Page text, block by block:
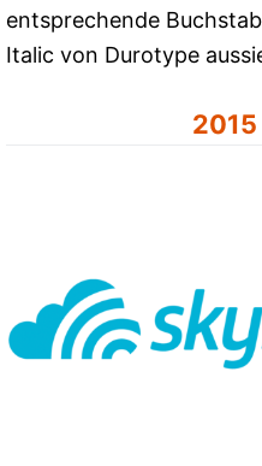
entsprechende
Italic von Durotype
2015